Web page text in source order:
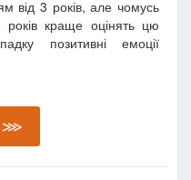
від 3 років, але чомусь
краще оцінять цю
позитивні емоції
⋙